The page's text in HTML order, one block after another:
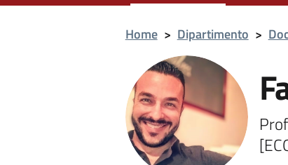
Home > Dipartimento >